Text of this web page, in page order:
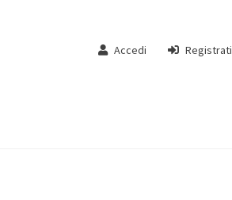
Accedi Registrati